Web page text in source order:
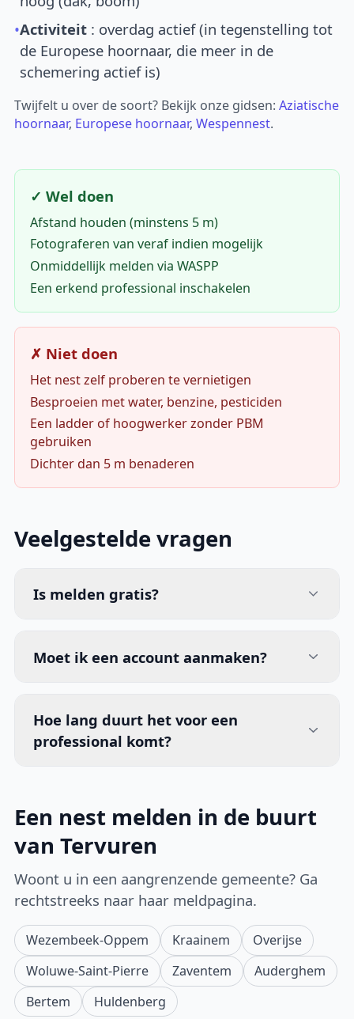
•Activiteit : overdag actief (in tegenstelling tot
de Europese hoornaar, die meer in de
schemering actief is)
Twijfelt u over de soort? Bekijk onze gidsen:Aziatische
hoornaar, Europese hoornaar,Wespennest.
✓ Wel doen
Afstand houden (minstens 5 m)
Fotograferen van veraf indien mogelijk
Onmiddellijk melden via WASPP
Een erkend professional inschakelen
✗ Niet doen
Het nest zelf proberen te vernietigen
Besproeien met water, benzine, pesticiden
Een ladder of hoogwerker zonder PBM
gebruiken
Dichter dan 5 m benaderen
Veelgestelde vragen
Is melden gratis?
Moet ik een account aanmaken?
Hoe lang duurt het voor een
professional komt?
Een nest melden in de buurt
van Tervuren
Woont u in een aangrenzende gemeente? Ga
rechtstreeks naar haar meldpagina.
Wezembeek-Oppem Kraainem
Overijse
Woluwe-Saint-Pierre
Zaventem
Auderghem
Bertem
Huldenberg